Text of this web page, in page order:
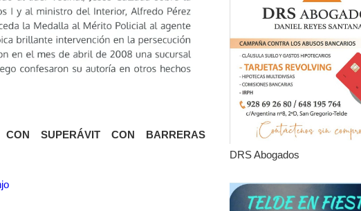
DRS Abogados
SUPERÁVIT CON BARRERAS